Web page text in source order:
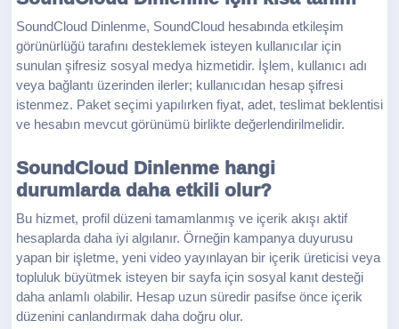
SoundCloud Dinlenme, SoundCloud hesabında etkileşim
görünürlüğü tarafını desteklemek isteyen kullanıcılar için
sunulan şifresiz sosyal medya hizmetidir. İşlem, kullanıcı adı
veya bağlantı üzerinden ilerler; kullanıcıdan hesap şifresi
istenmez. Paket seçimi yapılırken fiyat, adet, teslimat beklentisi
ve hesabın mevcut görünümü birlikte değerlendirilmelidir.
SoundCloud Dinlenme hangi
durumlarda daha etkili olur?
Bu hizmet, profil düzeni tamamlanmış ve içerik akışı aktif
hesaplarda daha iyi algılanır. Örneğin kampanya duyurusu
yapan bir işletme, yeni video yayınlayan bir içerik üreticisi veya
topluluk büyütmek isteyen bir sayfa için sosyal kanıt desteği
daha anlamlı olabilir. Hesap uzun süredir pasifse önce içerik
düzenini canlandırmak daha doğru olur.